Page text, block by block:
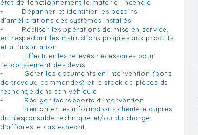
état de fonctionnement le matériel incendie
- Dépanner et identifier les besoins
d'améliorations des systèmes installés
- Réaliser les opérations de mise en service,
en respectant les instructions propres aux produits
et à l'installation
- Effectuer les relevés nécessaires pour
l'établissement des devis
- Gérer les documents en intervention (bons
de travaux, commandes) et le stock de pièces de
rechange dans son véhicule
- Rédiger les rapports d'intervention
- Remonter les informations clientèle auprès
du Responsable technique et/ou du chargé
d'affaires le cas échéant.